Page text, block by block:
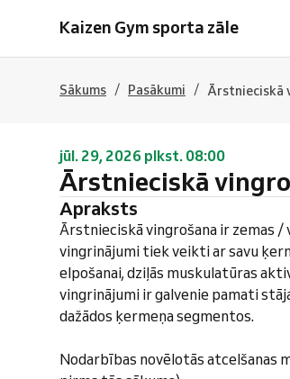
Kaizen Gym sporta zāle
Sākums / Pasākumi / Ārstnieciskā
jūl. 29, 2026 plkst. 08:00
Ārstnieciskā
Apraksts
Ārstnieciskā vingrošana ir zemas
vingrinājumi tiek veikti ar savu
elpošanai, dziļās muskulatūras
vingrinājumi ir galvenie pamati
dažādos ķermeņa segmentos.
Nodarbības novēlotās atcelšanas